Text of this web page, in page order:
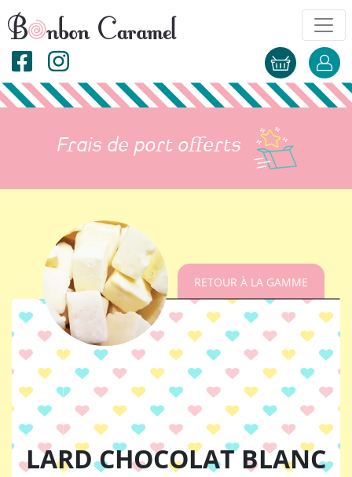
Frais de port offerts
RETOUR À LA GAMME
LARD CHOCOLAT BLANC